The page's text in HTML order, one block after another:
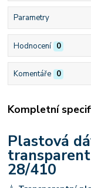
Parametry
Hodnocení 0
Komentáře 0
Kompletní
Plastová
28/410